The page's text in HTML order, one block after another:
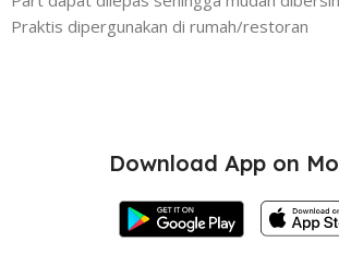
Praktis dipergunakan di rumah/restoran
Download App on